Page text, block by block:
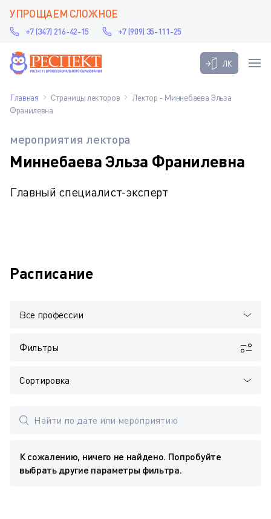
УПРОЩАЕМ СЛОЖНОЕ
+7 (347) 216-42-15 +7 (909) 35-111-25
ЛК
Главная Страницы лекторов
Лектор - Миннебаева Эльза
Франилевна
мероприятия лектора
Миннебаева Эльза Франилевна
Главный специалист-эксперт
Расписание
Все профессии
Фильтры
Сортировка
К сожалению, ничего не найдено. Попробуйте
выбрать другие параметры фильтра.